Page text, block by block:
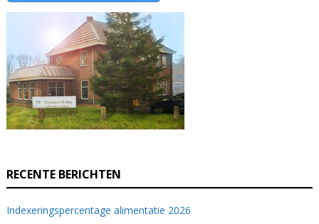
RECENTE BERICHTEN
Indexeringspercentage alimentatie 2026